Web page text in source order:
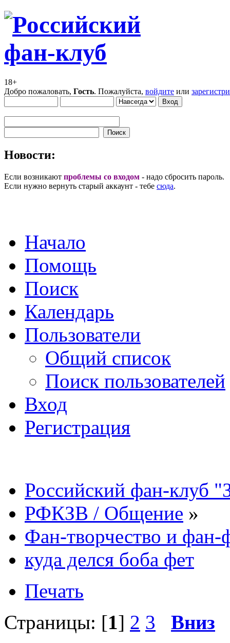
18+
Добро пожаловать, Гость. Пожалуйста, войдите или
Новости:
Если возникают проблемы со входом - надо сбросить пароль.
Если нужно вернуть старый аккаунт - тебе сюда.
Начало
Помощь
Поиск
Календарь
Пользователи
Общий список
Поиск пользователей
Вход
Регистрация
Российский фан-клуб
РФКЗВ / Общение »
Фан-творчество и
куда делся боба фет
Печать
Страницы: [1] 2 3 Вниз